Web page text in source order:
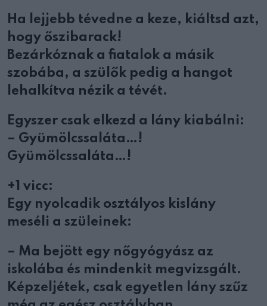
Ha lejjebb tévedne a keze, kiáltsd azt,
hogy őszibarack!
Bezárkóznak a fiatalok a másik
szobába, a szülők pedig a hangot
lehalkítva nézik a tévét.
Egyszer csak elkezd a lány kiabálni:
– Gyümölcssaláta…!
Gyümölcssaláta…!
+1 vicc:
Egy nyolcadik osztályos kislány
meséli a szüleinek:
– Ma bejött egy nőgyógyász az
iskolába és mindenkit megvizsgált.
Képzeljétek, csak egyetlen lány szűz